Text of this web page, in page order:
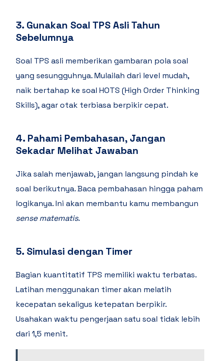
3. Gunakan Soal TPS Asli Tahun
Sebelumnya
Soal TPS asli memberikan gambaran pola soal
yang sesungguhnya. Mulailah dari level mudah,
naik bertahap ke soal HOTS (High Order Thinking
Skills), agar otak terbiasa berpikir cepat.
4. Pahami Pembahasan, Jangan
Sekadar Melihat Jawaban
Jika salah menjawab, jangan langsung pindah ke
soal berikutnya. Baca pembahasan hingga paham
logikanya. Ini akan membantu kamu membangun
sense matematis.
5. Simulasi dengan Timer
Bagian kuantitatif TPS memiliki waktu terbatas.
Latihan menggunakan timer akan melatih
kecepatan sekaligus ketepatan berpikir.
Usahakan waktu pengerjaan satu soal tidak lebih
dari 1,5 menit.